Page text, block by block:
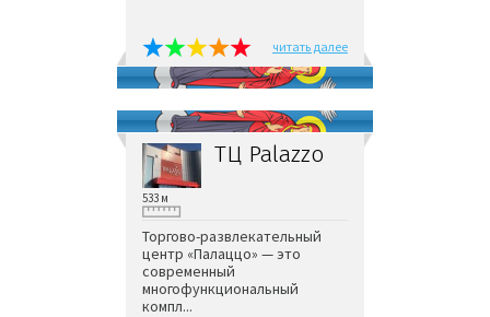
читать далее
ТЦ Palazzo
533 м
Торгово-развлекательный
центр «Палаццо» — это
современный
многофункциональный
компл...